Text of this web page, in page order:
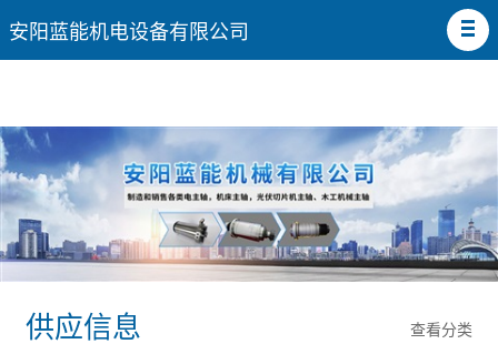
安阳蓝能机电设备有限公司
查看分类
供应信息